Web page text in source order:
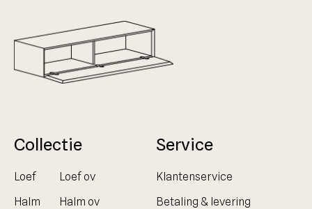
Collectie
Loef
Loef ov
Halm
Halm ov
Service
Klantenservice
Betaling & levering